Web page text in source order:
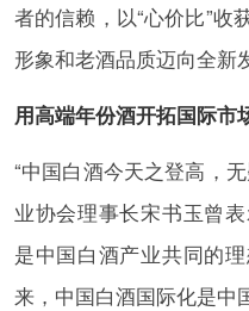
者的信赖，以“心价比”收
形象和老酒品质迈向全新
用高端年份酒开拓国际市
“中国白酒今天之登高，
业协会理事长宋书玉曾
是中国白酒产业共同的
来，中国白酒国际化是中